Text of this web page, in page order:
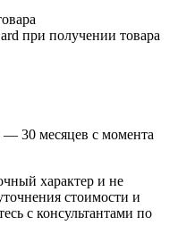
при получении товара
30 месяцев с момента
характер и не
стоимости и
с консультантами по